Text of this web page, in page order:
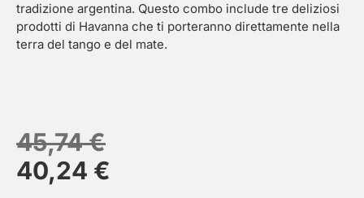
tradizione argentina. Questo combo include tre deliziosi
prodotti di Havanna che ti porteranno direttamente nella
terra del tango e del mate.
45,74€
40,24 €